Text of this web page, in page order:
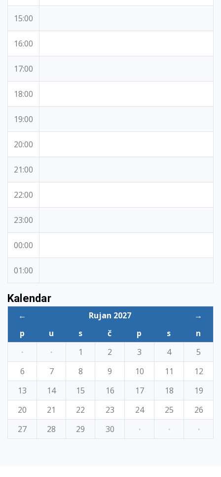
15:00
16:00
17:00
18:00
19:00
20:00
21:00
22:00
23:00
00:00
01:00
Kalendar
← Rujan 2027
→
p
u s č p s
n
·
· 1 2 3 4
5
6
7 8 9 10 11
12
13
14 15 16 17 18
19
20
21 22 23 24 25
26
27
28 29 30 · · ·